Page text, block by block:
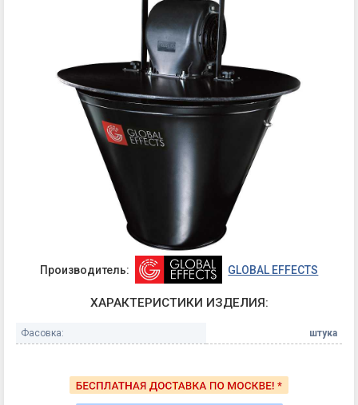
Производитель: GLOBAL EFFECTS
ХАРАКТЕРИСТИКИ ИЗДЕЛИЯ:
Фасовка: штука